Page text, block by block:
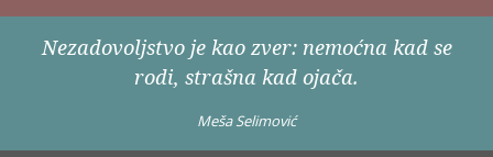
Nezadovoljstvo je kao zver: nemoćna kad se
rodi, strašna kad ojača.
Meša Selimović